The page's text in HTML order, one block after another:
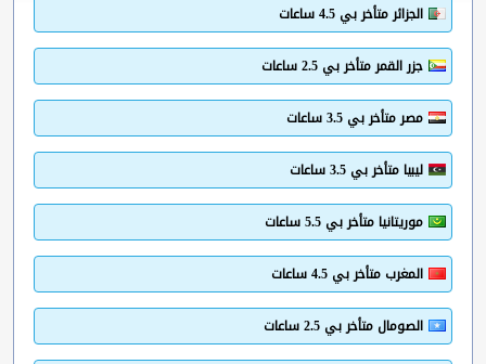
الجزائر متأخر بي 4.5 ساعات
جزر القمر متأخر بي 2.5 ساعات
مصر متأخر بي 3.5 ساعات
ليبيا متأخر بي 3.5 ساعات
موريتانيا متأخر بي 5.5 ساعات
المغرب متأخر بي 4.5 ساعات
الصومال متأخر بي 2.5 ساعات